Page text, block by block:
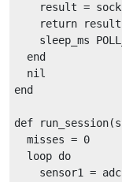
result =
return
sleep_ms
  end
  nil
end
def
  misses = 0
  loop do
sensor1 =